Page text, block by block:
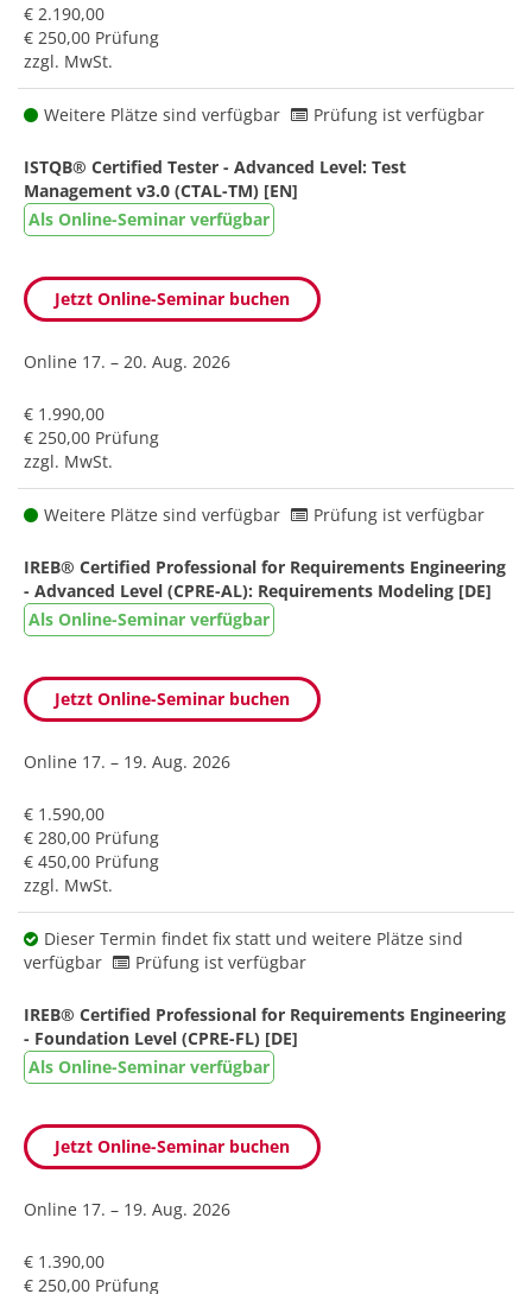
€ 2.190,00
€ 250,00 Prüfung
zzgl. MwSt.
Weitere Plätze sind verfügbar Prüfung ist verfügbar
ISTQB® Certified Tester - Advanced Level: Test
Management v3.0 (CTAL-TM) [EN]
Als Online-Seminar verfügbar
Jetzt Online-Seminar buchen
Online 17. – 20. Aug. 2026
€ 1.990,00
€ 250,00 Prüfung
zzgl. MwSt.
Weitere Plätze sind verfügbar Prüfung ist verfügbar
IREB® Certified Professional for Requirements Engineering
- Advanced Level (CPRE-AL): Requirements Modeling [DE]
Als Online-Seminar verfügbar
Jetzt Online-Seminar buchen
Online 17. – 19. Aug. 2026
€ 1.590,00
€ 280,00 Prüfung
€ 450,00 Prüfung
zzgl. MwSt.
Dieser Termin findet fix statt und weitere Plätze sind
verfügbar
Prüfung ist verfügbar
IREB® Certified Professional for Requirements Engineering
- Foundation Level (CPRE-FL) [DE]
Als Online-Seminar verfügbar
Jetzt Online-Seminar buchen
Online 17. – 19. Aug. 2026
€ 1.390,00
€ 250,00 Prüfung